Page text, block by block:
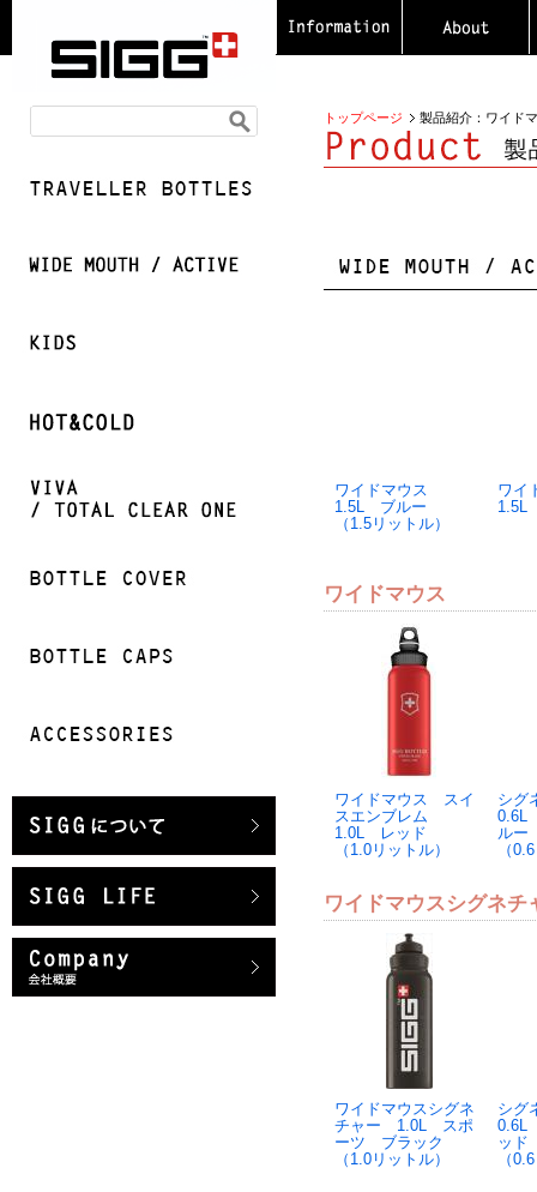
トップページ 製品紹介：ワイド
ワイドマウス
1.5L ブルー
（1.5リットル）
ワ
1.5L
ワイドマウス
ワイドマウス スイ
スエンブレム
1.0L レッド
（1.0リットル）
シ
0.6L
ルー
（
ワイドマウスシグネチ
ワイドマウスシグネ
チャー 1.0L スポ
ーツ ブラック
（1.0リットル）
シ
0.6L
ッド
（